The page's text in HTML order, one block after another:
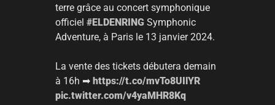
terre grâce au concert symphonique
officiel #ELDENRING Symphonic
Adventure, à Paris le 13 janvier 2024.
La vente des tickets débutera demain
à 16h ➡ https://t.co/mvTo8UIlYR
pic.twitter.com/v4yaMHR8Kq